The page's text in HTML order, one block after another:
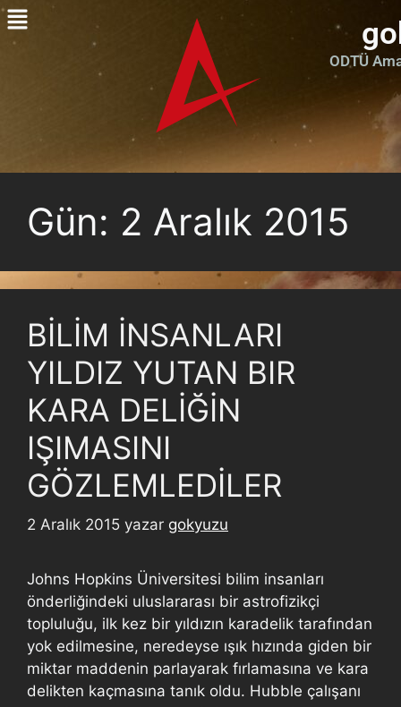
ODTÜ
Gün: 2 Aralık 2015
BİLİM İNSANLARI
YILDIZ YUTAN BIR
KARA DELİĞİN
IŞIMASINI
GÖZLEMLEDİLER
2 Aralık 2015 yazar gokyuzu
Johns Hopkins Üniversitesi bilim insanları
önderliğindeki uluslararası bir astrofizikçi
topluluğu, ilk kez bir yıldızın karadelik tarafından
yok edilmesine, neredeyse ışık hızında giden bir
miktar maddenin parlayarak fırlamasına ve kara
delikten kaçmasına tanık oldu. Hubble çalışanı